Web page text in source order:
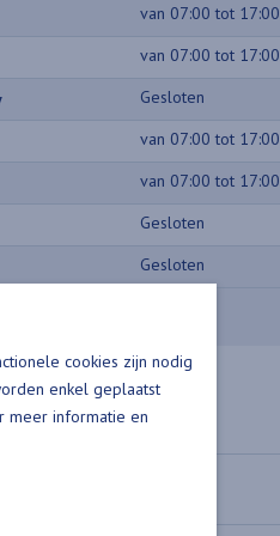
van 07:00 tot 17:00
van 07:00 tot 17:00
Gesloten
van 07:00 tot 17:00
van 07:00 tot 17:00
Gesloten
Gesloten
cookies zijn nodig
enkel geplaatst
meer informatie en